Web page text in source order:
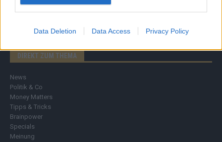
Data Deletion Data Access Privacy Policy
DIREKT ZUM THEMA
News
Politik & Co
Money Matters
Tipps & Tricks
Brainpower
Specials
Meinung